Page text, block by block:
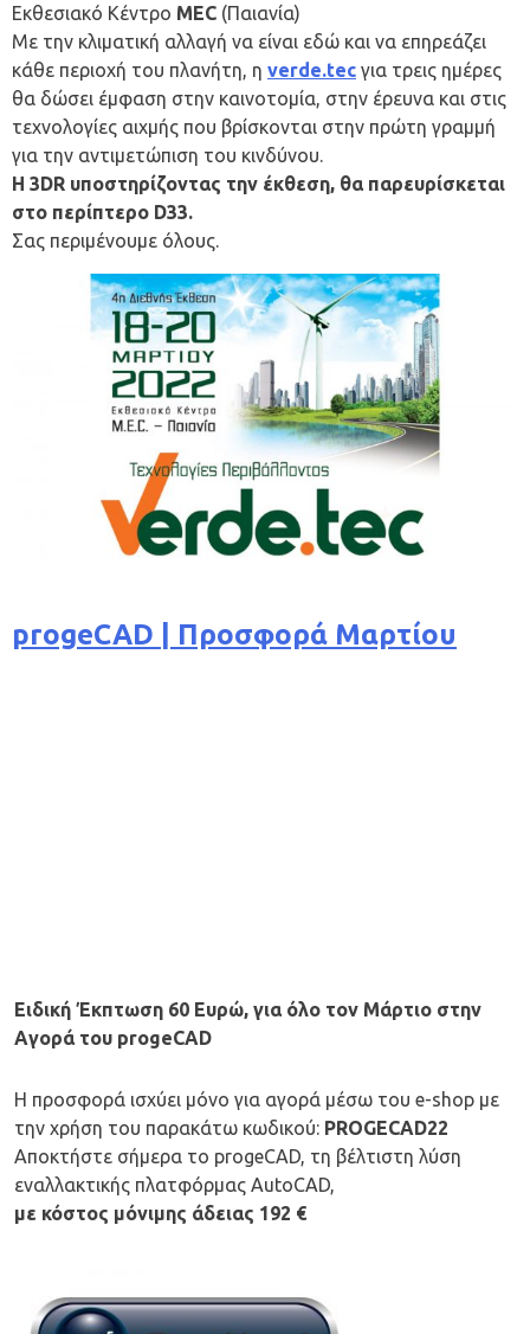
Εκθεσιακό Κέντρο MEC (Παιανία)
Με την κλιματική αλλαγή να είναι εδώ και να επηρεάζει
κάθε περιοχή του πλανήτη, η verde.tec για τρεις ημέρες
θα δώσει έμφαση στην καινοτομία, στην έρευνα και στις
τεχνολογίες αιχμής που βρίσκονται στην πρώτη γραμμή
για την αντιμετώπιση του κινδύνου.
Η 3DR υποστηρίζοντας την έκθεση, θα παρευρίσκεται
στο περίπτερο D33.
Σας περιμένουμε όλους.
progeCAD | Προσφορά Μαρτίου
Ειδική Έκπτωση 60 Ευρώ, για όλο τον Μάρτιο στην
Aγορά του progeCAD
Η προσφορά ισχύει μόνο για αγορά μέσω του e-shop με
την χρήση του παρακάτω κωδικού: PROGECAD22
Αποκτήστε σήμερα το progeCAD, τη βέλτιστη λύση
εναλλακτικής πλατφόρμας AutoCAD,
με κόστος μόνιμης άδειας 192 €